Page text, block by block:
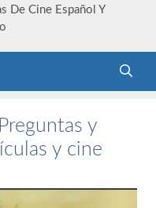
De Cine Español Y
y
y cine